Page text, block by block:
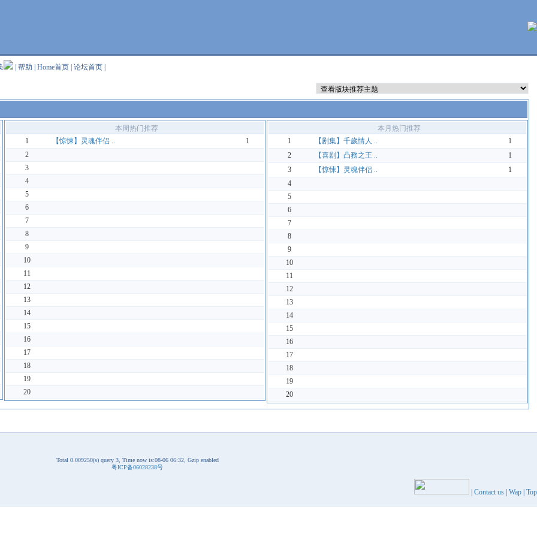
|帮助 |Home首页 |论坛首页
本周热门推荐
1
【惊悚】灵魂伴侣 ..
1
2
3
4
5
6
7
8
9
10
11
12
13
14
15
16
17
18
19
20
本月热门推荐
1
【剧集】千歲情人 ..
1
2
【喜剧】凸務之王 ..
1
3
【惊悚】灵魂伴侣 ..
1
4
5
6
7
8
9
10
11
12
13
14
15
16
17
18
19
20
Total 0.009250(s) query 3, Time now is:08-06 06:32, Gzip enabled
粤ICP备06028238号
Contact us Wap Top